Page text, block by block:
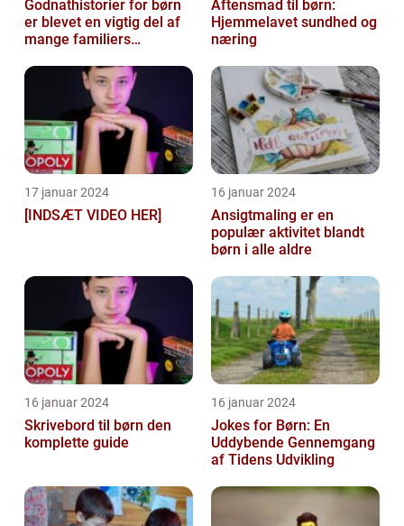
Godnathistorier for børn
er blevet en vigtig del af
mange familiers
Aftensmad til børn:
Hjemmelavet sundhed og
næring
17 januar 2024
[INDSÆT VIDEO HER]
16 januar 2024
Ansigtmaling er en
populær aktivitet blandt
børn i alle aldre
16 januar 2024
Skrivebord til børn den
komplette guide
16 januar 2024
Jokes for Børn: En
Uddybende Gennemgang
af Tidens Udvikling